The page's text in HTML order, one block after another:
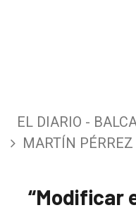
EL DIARIO -
MARTÍN PÉRREZ
“Modificar